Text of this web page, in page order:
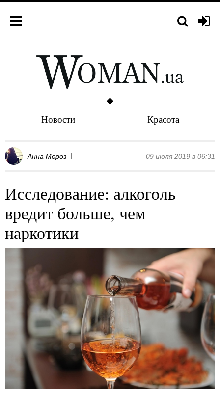
Новости Красота
Анна Мороз 09 июля 2019 в 06:31
Исследование: алкоголь
вредит больше, чем
наркотики